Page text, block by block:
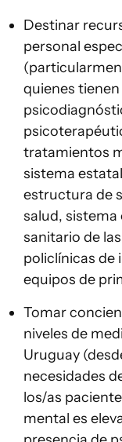
Destinar
personal
quienes
tratamientos
sistema
estructura de
salud, sistema
sanitario de
policlínicas de
equipos de
Tomar
niveles de
Uruguay
necesidades
los/as
mental es